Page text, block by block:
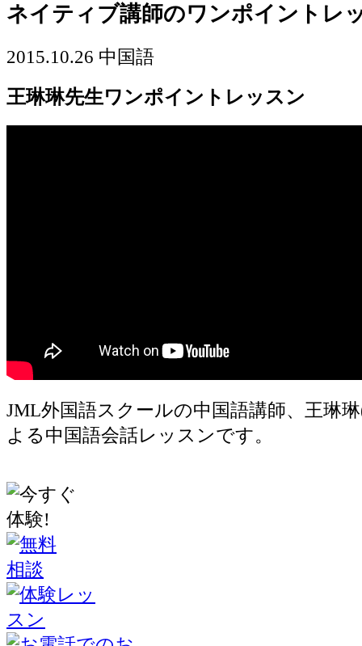
ネイティブ講師のワンポイントレ
2015.10.26 中国語
王琳琳先生ワンポイントレッスン
JML外国語スクールの中国語講師、王琳
よる中国語会話レッスンです。